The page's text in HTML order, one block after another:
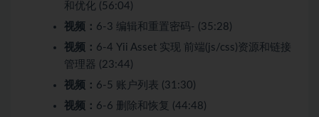
和优化 (56:04)
视频： 6-3 编辑和重置密码- (35:28)
视频： 6-4 Yii Asset 实现 前端(js/css)资源和链接
管理器 (23:44)
视频： 6-5 账户列表 (31:30)
视频： 6-6 删除和恢复 (44:48)